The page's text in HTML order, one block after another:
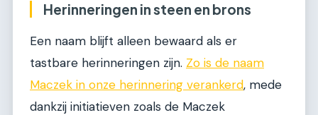
Herinneringen in steen en brons
Een naam blijft alleen bewaard als er
tastbare herinneringen zijn. Zo is de naam
Maczek in onze herinnering verankerd, mede
dankzij initiatieven zoals de Maczek